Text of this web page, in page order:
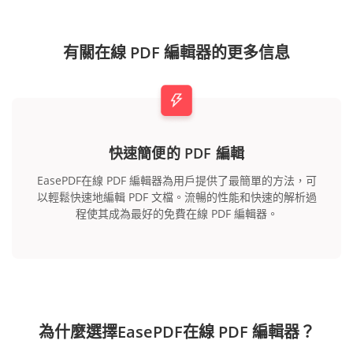
有關在線 PDF 編輯器的更多信息
快速簡便的 PDF 編輯
EasePDF在線 PDF 編輯器為用戶提供了最簡單的方法，可
以輕鬆快速地編輯 PDF 文檔。流暢的性能和快速的解析過
程使其成為最好的免費在線 PDF 編輯器。
為什麼選擇EasePDF在線 PDF 編輯器？